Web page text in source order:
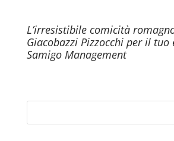
L’irresistibile comicità
Giacobazzi Pizzocchi per il tuo
Samigo Management